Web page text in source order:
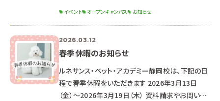
年4月18日（土） ☆時間☆ １３：００～１６：３０ （１
２：３０受付開始） ☆場所☆ 専門学校ルネサンス・
ペット・アカデミー【静岡校】 静岡県静岡市駿河区
東静岡2丁目5-15 ※駐車場はありませんので、公
共交
イベント オープンキャンパス お知らせ
2026.03.12
春季休暇のお知らせ
ルネサンス・ペット・アカデミー静岡校は、下記の日
程で春季休暇をいただきます 2026年3月13日
（金）～2026年3月19日（木） 資料請求やお問い合